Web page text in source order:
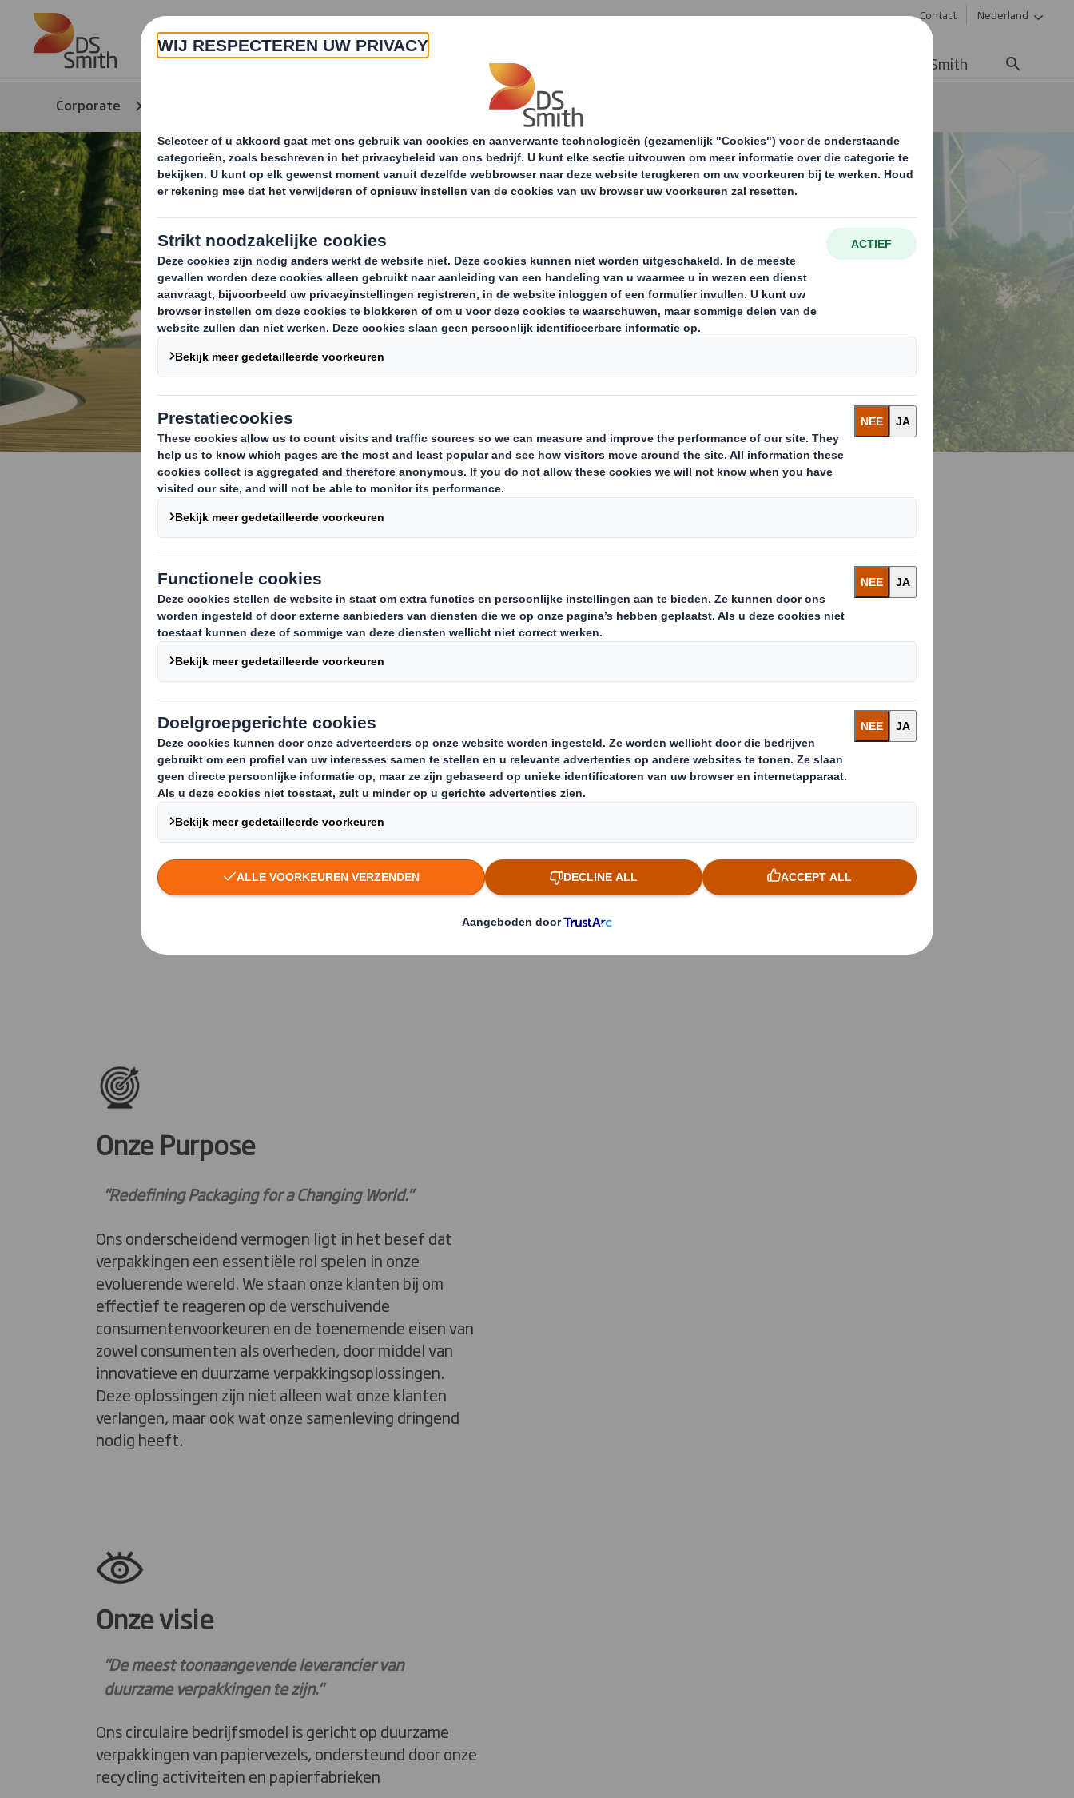
Skip to main content Contact Nederland
Over ons Producten & Services Werken bij DS Smith
Corporate
Purpose, visie en strategie
De toekomst is ons speelveld, vernieuwing onze spelregel. In
een steeds veranderende wereld, herkennen wij de kansen die
verscholen liggen in elke hoek. Het vereist een vernieuwde
mindset, een die wij omarmen en waarmee wij u uitnodigen
met ons mee te reizen. Ontdek met ons de onbegrensde
mogelijkheden van morgen.
Wilt u meer weten over DS Smith en onze producten?
NEEM CONTACT OP VOOR MEER INFORMATIE
Onze Purpose
"Redefining Packaging for a Changing World."
Ons onderscheidend vermogen ligt in het besef dat
verpakkingen een essentiële rol spelen in onze
evoluerende wereld. We staan onze klanten bij om
effectief te reageren op de verschuivende
consumentenvoorkeuren en de toenemende eisen van
zowel consumenten als overheden, door middel van
innovatieve en duurzame verpakkingsoplossingen.
Deze oplossingen zijn niet alleen wat onze klanten
verlangen, maar ook wat onze samenleving dringend
nodig heeft.
Onze visie
"De meest toonaangevende leverancier van
duurzame verpakkingen te zijn."
Ons circulaire bedrijfsmodel is gericht op duurzame
verpakkingen van papiervezels, ondersteund door onze
recycling activiteiten en papierfabrieken